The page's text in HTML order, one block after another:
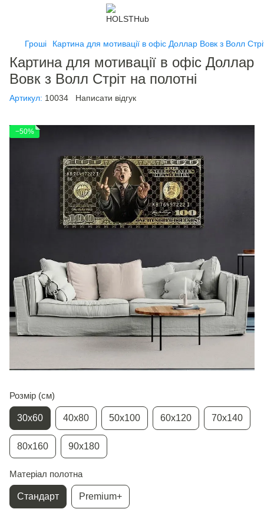
Гроші Картина для мотивації в офіс Доллар Вовк з Волл
Картина для мотивації в офіс Доллар
Вовк з Волл Стріт на полотні
Артикул: 10034 Написати відгук
−50%
Розмір (см)
30х60 40х80 50х100 60х120 70х140
80х160 90х180
Матеріал полотна
Стандарт Premium+